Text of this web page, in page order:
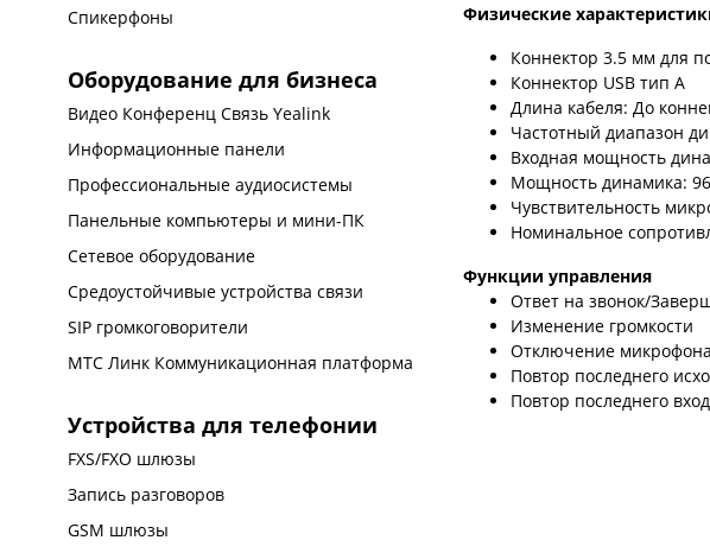
Спикерфоны
Оборудование для бизнеса
Видео Конференц Связь Yealink
Информационные панели
Профессиональные аудиосистемы
Панельные компьютеры и мини-ПК
Сетевое оборудование
Средоустойчивые устройства связи
SIP громкоговорители
МТС Линк Коммуникационная платформа
Устройства для телефонии
FXS/FXO шлюзы
Запись разговоров
GSM шлюзы
Физические
Коннектор 3.5 мм для
Коннектор USB тип A
Длина кабеля: До
Частотный диапазон
Входная мощность
Мощность динамика:
Чувствительность
Номинальное
Функции управления
Ответ на звонок/
Изменение громкости
Отключение микрофона
Повтор последнего
Повтор последнего